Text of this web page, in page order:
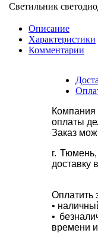
Светильник
Описание
Характеристики
Комментарии
Компания
оплаты
Заказ
г.
доставку
Оплатить
•
•
времени